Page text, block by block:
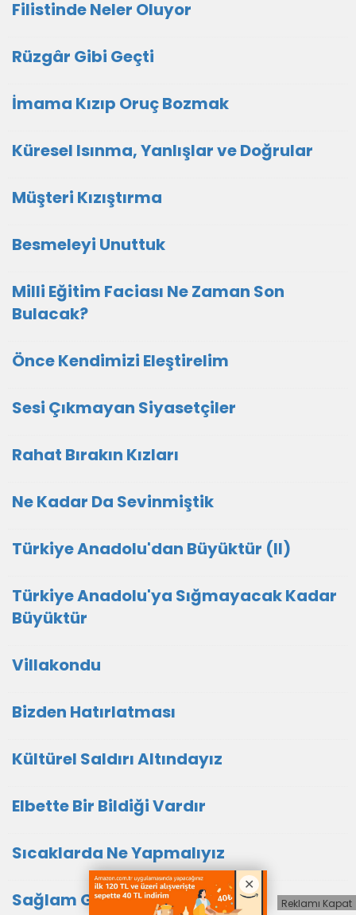
Filistinde Neler Oluyor
Rüzgâr Gibi Geçti
İmama Kızıp Oruç Bozmak
Küresel Isınma, Yanlışlar ve Doğrular
Müşteri Kızıştırma
Besmeleyi Unuttuk
Milli Eğitim Faciası Ne Zaman Son
Bulacak?
Önce Kendimizi Eleştirelim
Sesi Çıkmayan Siyasetçiler
Rahat Bırakın Kızları
Ne Kadar Da Sevinmiştik
Türkiye Anadolu'dan Büyüktür (II)
Türkiye Anadolu'ya Sığmayacak Kadar
Büyüktür
Villakondu
Bizden Hatırlatması
Kültürel Saldırı Altındayız
Elbette Bir Bildiği Vardır
Sıcaklarda Ne Yapmalıyız
Sağlam Giren, Hasta Çıkar Reklamı Kapat